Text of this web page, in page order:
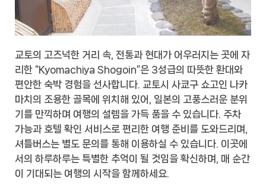
교토의 고즈넉한 거리 속, 전통과 현대가 어우러지는 곳에 자
리한 “Kyomachiya Shogoin”은 3성급의 따뜻한 환대와
편안한 숙박 경험을 선사합니다. 교토시 사쿄구 쇼고인 나카
마치의 조용한 골목에 위치해 있어, 일본의 고풍스러운 분위
기를 만끽하며 여행의 설렘을 가득 품을 수 있습니다. 주차
가능과 호텔 확인 서비스로 편리한 여행 준비를 도와드리며,
셔틀버스는 별도 문의를 통해 이용하실 수 있습니다. 이곳에
서의 하루하루는 특별한 추억이 될 것임을 확신하며, 매 순간
이 기대되는 여행의 시작을 함께하세요.